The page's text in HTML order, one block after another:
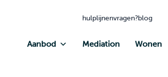
hulplijnenvragen?blog
Aanbod Mediation Wonen